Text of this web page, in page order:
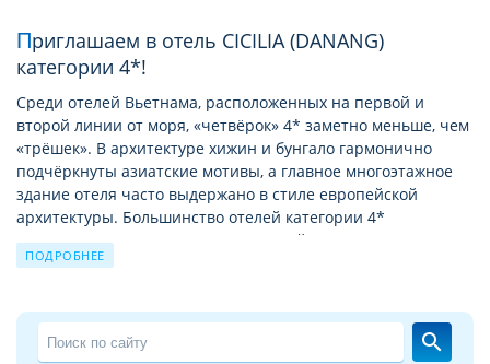
Приглашаем в отель CICILIA (DANANG)
категории 4*!
Среди отелей Вьетнама, расположенных на первой и
второй линии от моря, «четвёрок» 4* заметно меньше, чем
«трёшек». В архитектуре хижин и бунгало гармонично
подчёркнуты азиатские мотивы, а главное многоэтажное
здание отеля часто выдержано в стиле европейской
архитектуры. Большинство отелей категории 4*
незначительно отличаются от отелей 5 звeзд. Практически
в каждом отеле 4* (за исключением городских) будет
зарослей бамбука. Бассейн у отеля 4* практически не
отличаются от более статусных 5*, мебель и сантехника в
номерах весьма качественная, а питание Вас порадует
ПОДРОБНЕЕ
search